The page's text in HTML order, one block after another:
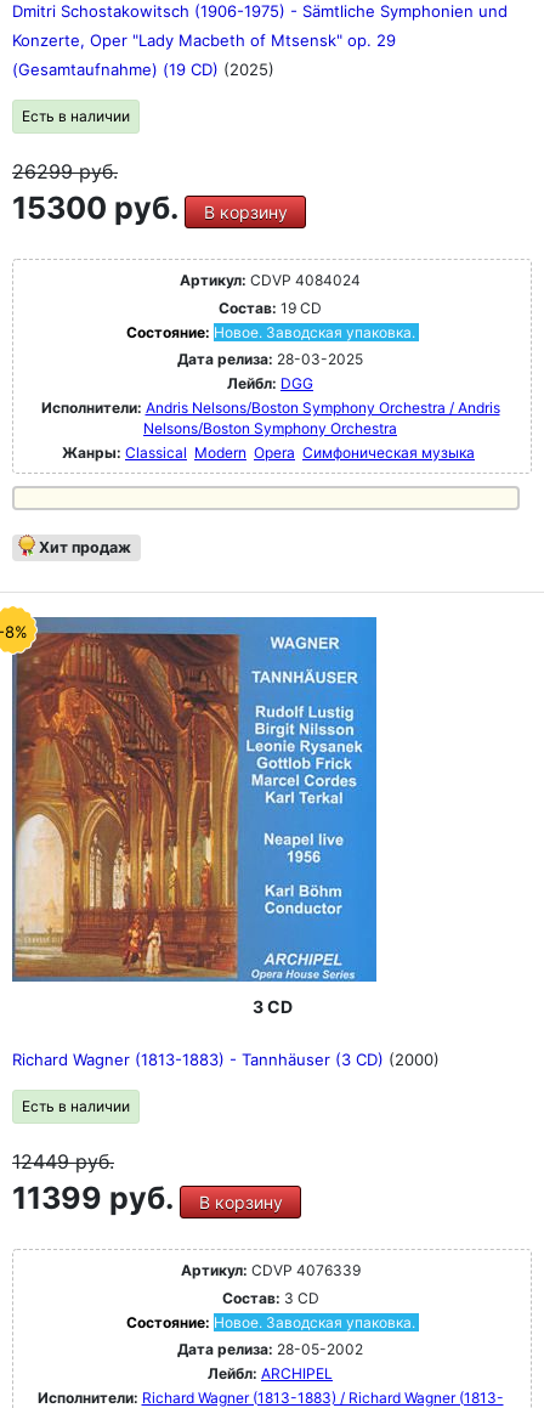
Dmitri Schostakowitsch (1906-1975) - Sämtliche Symphonien und
Konzerte, Oper "Lady Macbeth of Mtsensk" op. 29
(Gesamtaufnahme) (19 CD) (2025)
Есть в наличии
26299руб.
15300 руб. В корзину
Артикул: CDVP 4084024
Состав: 19 CD
Состояние: Новое. Заводская упаковка.
Дата релиза: 28-03-2025
Лейбл: DGG
Исполнители: Andris Nelsons/Boston Symphony Orchestra / Andris
Nelsons/Boston Symphony Orchestra
Жанры: Classical Modern Opera Симфоническая музыка
Хит продаж
8%
3 CD
Richard Wagner (1813-1883) - Tannhäuser (3 CD) (2000)
Есть в наличии
12449руб.
11399 руб. В корзину
Артикул: CDVP 4076339
Состав: 3 CD
Состояние: Новое. Заводская упаковка.
Дата релиза: 28-05-2002
Лейбл: ARCHIPEL
Исполнители: Richard Wagner (1813-1883) / Richard Wagner (1813-